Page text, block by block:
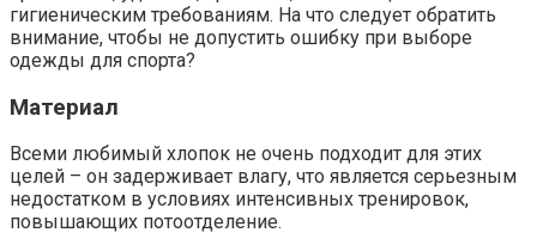
гигиеническим требованиям. На что следует обратить
внимание, чтобы не допустить ошибку при выборе
одежды для спорта?
Материал
Всеми любимый хлопок не очень подходит для этих
целей – он задерживает влагу, что является серьезным
недостатком в условиях интенсивных тренировок,
повышающих потоотделение.